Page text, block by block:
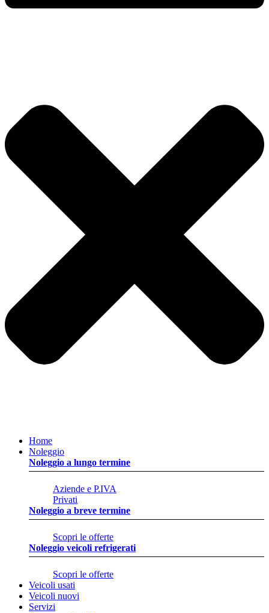
Home
Noleggio
Noleggio a lungo termine
Aziende e P.IVA
Privati
Noleggio a breve termine
Scopri le offerte
Noleggio veicoli refrigerati
Scopri le offerte
Veicoli usati
Veicoli nuovi
Servizi